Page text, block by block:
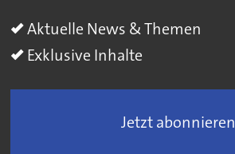
Aktuelle News & Themen
Exklusive Inhalte
Jetzt abonnieren